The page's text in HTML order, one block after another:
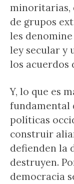
minoritarias,
de grupos
les
ley secular y
los acuerdos
Y, lo que es
fundamental
políticas
construir
defienden la
destruyen.
democracia